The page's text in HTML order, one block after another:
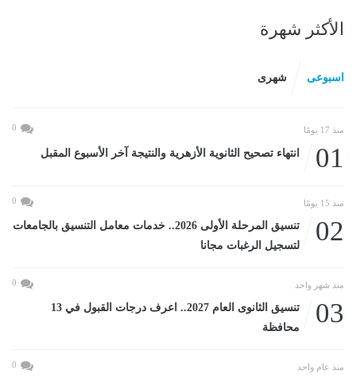
الأكثر شهرة
اسبوعى شهرى
منذ 17 يومًا 0
01 انتهاء تصحيح الثانوية الأزهرية والنتيجة آخر الأسبوع المقبل
منذ 15 يومًا 0
02
تنسيق المرحلة الأولى 2026.. خدمات معامل التنسيق بالجامعات
لتسجيل الرغبات مجانا
منذ شهر واحد 0
03
تنسيق الثانوى العام 2027.. اعرف درجات القبول في 13
محافظة
منذ عام واحد 0